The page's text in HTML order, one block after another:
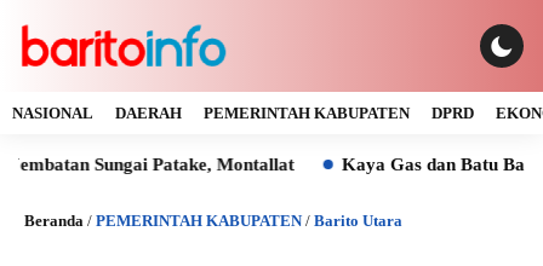
NASIONAL DAERAH PEMERINTAH KABUPATEN DPRD
Sungai Patake, Montallat Kaya Gas dan Batu Bara Malah
Beranda / PEMERINTAH KABUPATEN/ Barito Utara